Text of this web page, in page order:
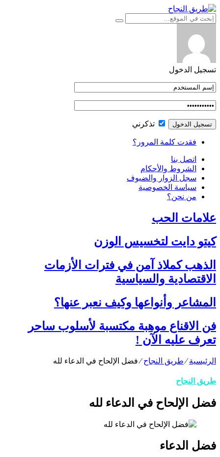
التجاوز
إلى
تسجيل الدخول
تذكرني
فقدت كلمة المرور؟
اتصل بنا
الشروط والأحكام
سجل الزوار والضيوف
سياسة الخصوصية
من نحن؟
علامات الحب
كيتو دايت لتخسيس الوزن
الذهب كملاذ آمن في فترات الأزمات
الاقتصادية والسياسية
المشاعر وأنواعها وكيف نعبر عنها؟
فن الاقناع موهبة مكتسبة لأسلوب ساحر
تعرف عليه الآن !
الرئيسية⁄طريق النجاح⁄فضل الإلحاح في الدعاء لله
طريق النجاح
فضل الإلحاح في الدعاء لله
فضل الدعاء